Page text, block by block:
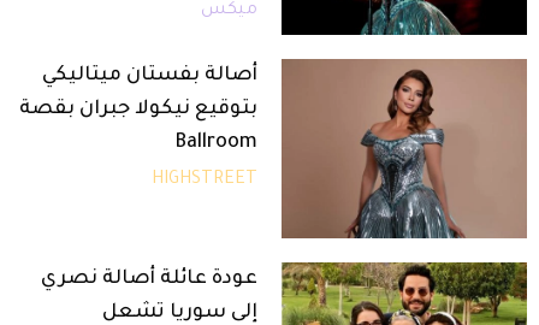
ميكس
أصالة بفستان ميتاليكي
بتوقيع نيكولا جبران بقصة
Ballroom
HIGHSTREET
عودة عائلة أصالة نصري
إلى سوريا تشعل